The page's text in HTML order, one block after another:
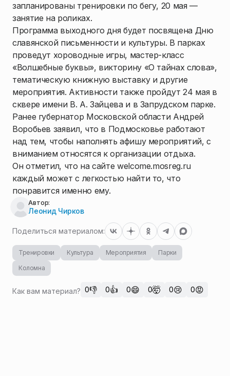
запланированы тренировки по бегу, 20 мая —
занятие на роликах.
Программа выходного дня будет посвящена Дню
славянской письменности и культуры. В парках
проведут хороводные игры, мастер-класс
«Волшебные буквы», викторину «О тайнах слова»,
тематическую книжную выставку и другие
мероприятия. Активности также пройдут 24 мая в
сквере имени В. А. Зайцева и в Запрудском парке.
Ранее губернатор Московской области Андрей
Воробьев заявил, что в Подмосковье работают
над тем, чтобы наполнять афишу мероприятий, с
вниманием относятся к организации отдыха.
Он отметил, что на сайте welcome.mosreg.ru
каждый может с легкостью найти то, что
понравится именно ему.
Автор:
Леонид Чирков
Поделиться материалом:
Тренировки Культура Мероприятия
Парки
Коломна
Как вам материал? 0👎 0👍 0😄 0🤯 0😢 0😡